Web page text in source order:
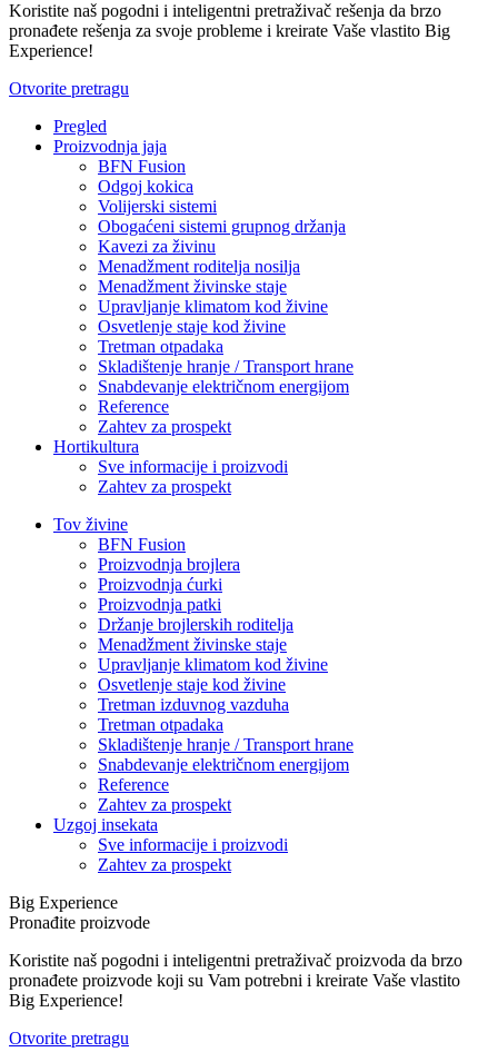
Koristite naš pogodni i inteligentni pretraživač rešenja da brzo
pronađete rešenja za svoje probleme i kreirate Vaše vlastito Big
Experience!
Otvorite pretragu
Pregled
Proizvodnja jaja
BFN Fusion
Odgoj kokica
Volijerski sistemi
Obogaćeni sistemi grupnog držanja
Kavezi za živinu
Menadžment roditelja nosilja
Menadžment živinske staje
Upravljanje klimatom kod živine
Osvetlenje staje kod živine
Tretman otpadaka
Skladištenje hranje / Transport hrane
Snabdevanje električnom energijom
Reference
Zahtev za prospekt
Hortikultura
Sve informacije i proizvodi
Zahtev za prospekt
Tov živine
BFN Fusion
Proizvodnja brojlera
Proizvodnja ćurki
Proizvodnja patki
Držanje brojlerskih roditelja
Menadžment živinske staje
Upravljanje klimatom kod živine
Osvetlenje staje kod živine
Tretman izduvnog vazduha
Tretman otpadaka
Skladištenje hranje / Transport hrane
Snabdevanje električnom energijom
Reference
Zahtev za prospekt
Uzgoj insekata
Sve informacije i proizvodi
Zahtev za prospekt
Big Experience
Pronađite proizvode
Koristite naš pogodni i inteligentni pretraživač proizvoda da brzo
pronađete proizvode koji su Vam potrebni i kreirate Vaše vlastito
Big Experience!
Otvorite pretragu